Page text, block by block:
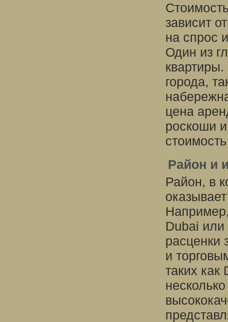
зависит
на спрос
Один из
города,
цена
роскоши
Район и
Район, в
Dubai
расценки
и
таких